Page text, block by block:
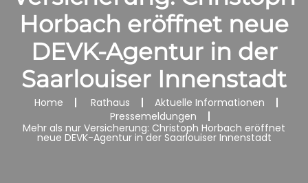
Horbach eröffnet neue
DEVK-Agentur in der
Saarlouiser Innenstadt
Home Rathaus
Aktuelle Informationen
Pressemeldungen
Mehr als nur Versicherung: Christoph Horbach eröffnet
neue DEVK-Agentur in der Saarlouiser Innenstadt